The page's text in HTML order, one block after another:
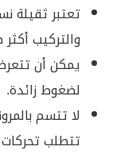
تعتبر ثقيلة
والتركيب
يمكن أن
لضغوط زائدة.
لا تتسم
تتطلب